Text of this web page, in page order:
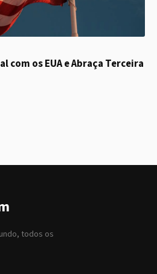
com os EUA e Abraça Terceira
todos os